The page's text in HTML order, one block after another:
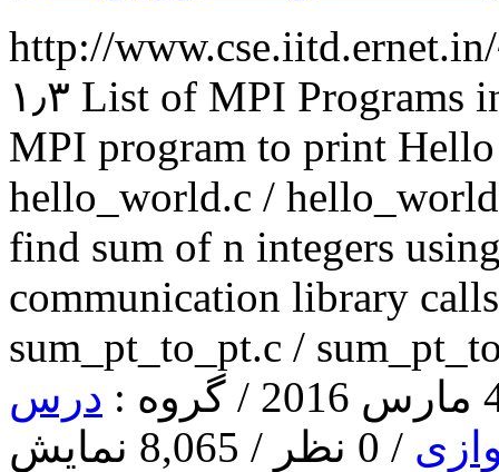
http://
۱٫۳ List of MPI Programs in FORTRAN and C Example 1 :
MPI program to print
hello_world.c /
find sum of n integers
communication library
sum_pt_to_pt.c /
درس
/ 0 نظر / 8,065 نمایش